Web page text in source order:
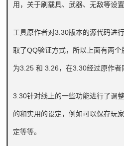
用，关于刷载具、武器、无敌等设
工具原作者对3.30版本的源代码进
取了QQ验证方式，所以上面有两个
为3.25 和 3.26，在3.30经过原作者
3.30针对线上的一些功能进行了调
的和实用的设定，例如可以保存玩
定等等。